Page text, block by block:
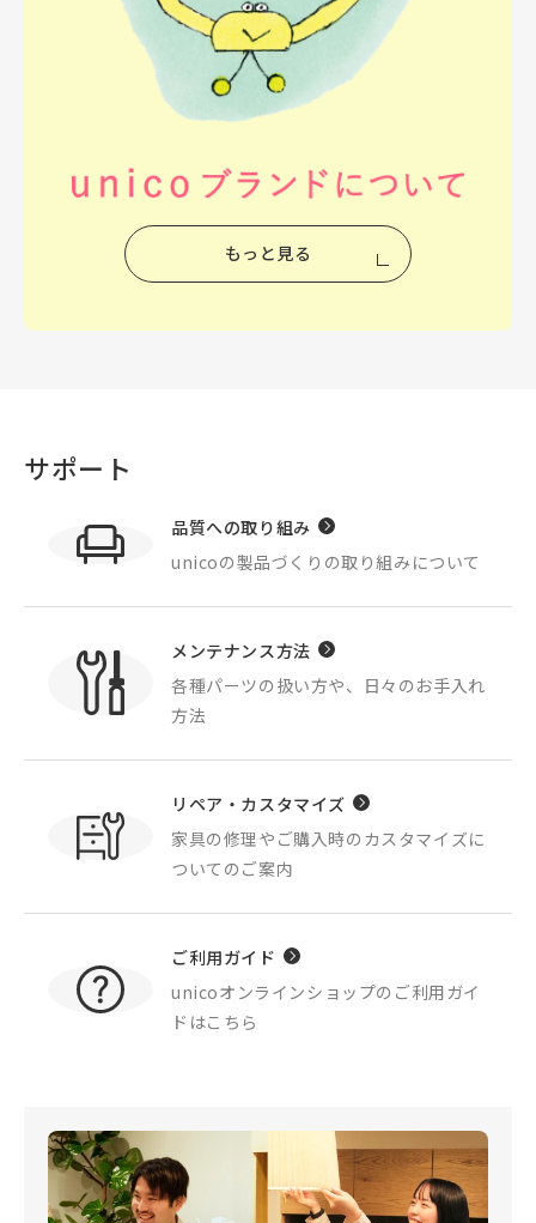
もっと見る
サポート
品質への取り組み
unicoの製品づくりの取り組みについて
メンテナンス方法
各種パーツの扱い方や、
日々のお手入れ
方法
リペア・カスタマイズ
家具の修理やご購入時の カスタマイズに
ついてのご案内
ご利用ガイド
unicoオンラインショップの ご利用ガイ
ドはこちら